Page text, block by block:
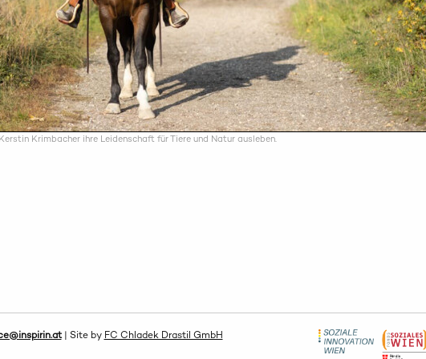
Krimbacher ihre Leidenschaft für Tiere und Natur ausleben.
| Site by FC Chladek Drastil GmbH